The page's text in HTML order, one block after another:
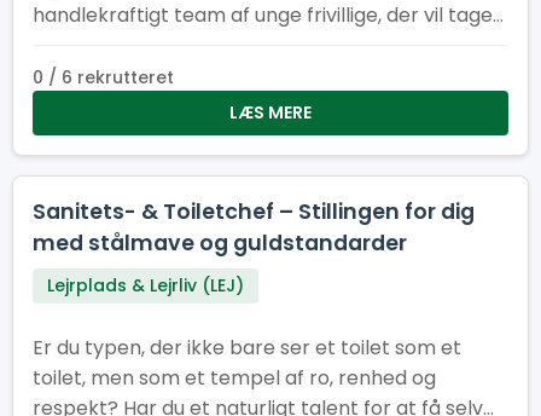
handlekraftigt team af unge frivillige, der vil tage
Spejertorvet og i administrationsbyen under
bange for at tage fat Du kan arbejde
sans for orden og ansvar Du har måske humor
nok til at gøre skraldearbejde til en fest!
0 / 6 rekrutteret
LÆS MERE
Sanitets- & Toiletchef – Stillingen for dig
med stålmave og guldstandarder
Lejrplads & Lejrliv (LEJ)
Er du typen, der ikke bare ser et toilet som et
toilet, men som et tempel af ro, renhed og
respekt? Har du et naturligt talent for at få selv